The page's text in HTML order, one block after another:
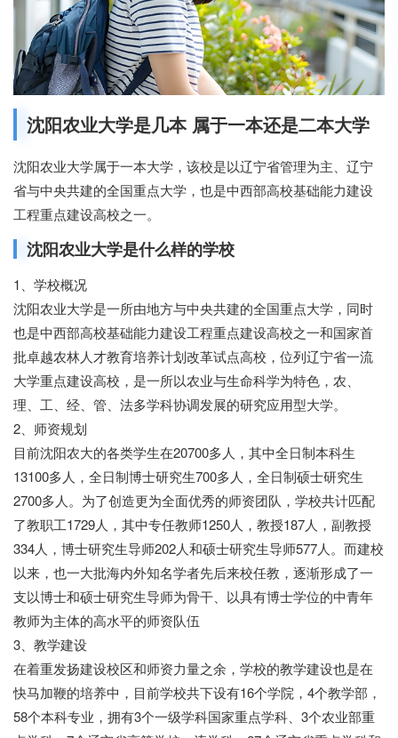
沈阳农业大学是几本 属于一本还是二本大学
沈阳农业大学属于一本大学，该校是以辽宁省管理为主、辽宁
省与中央共建的全国重点大学，也是中西部高校基础能力建设
工程重点建设高校之一。
沈阳农业大学是什么样的学校
1、学校概况
沈阳农业大学是一所由地方与中央共建的全国重点大学，同时
也是中西部高校基础能力建设工程重点建设高校之一和国家首
批卓越农林人才教育培养计划改革试点高校，位列辽宁省一流
大学重点建设高校，是一所以农业与生命科学为特色，农、
理、工、经、管、法多学科协调发展的研究应用型大学。
2、师资规划
目前沈阳农大的各类学生在20700多人，其中全日制本科生
13100多人，全日制博士研究生700多人，全日制硕士研究生
2700多人。为了创造更为全面优秀的师资团队，学校共计匹配
了教职工1729人，其中专任教师1250人，教授187人，副教授
334人，博士研究生导师202人和硕士研究生导师577人。而建校
以来，也一大批海内外知名学者先后来校任教，逐渐形成了一
支以博士和硕士研究生导师为骨干、以具有博士学位的中青年
教师为主体的高水平的师资队伍
3、教学建设
在着重发扬建设校区和师资力量之余，学校的教学建设也是在
快马加鞭的培养中，目前学校共下设有16个学院，4个教学部，
58个本科专业，拥有3个一级学科国家重点学科、3个农业部重